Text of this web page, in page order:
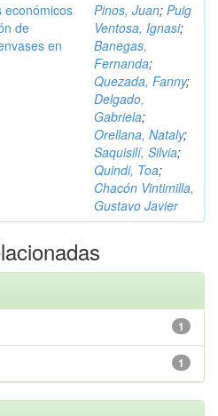
económicos
de
en
Pinos, Juan; Puig
Ventosa, Ignasi;
Banegas,
Fernanda;
Quezada, Fanny;
Delgado,
Gabriela;
Orellana, Nataly;
Saquisilí, Silvia;
Quindi, Toa;
Chacón Vintimilla,
Gustavo Javier
1
1